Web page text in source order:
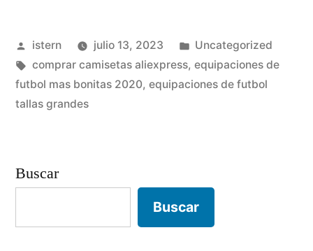
de
futbol»
Publicado
por
istern julio 13, 2023
Publicado
en
Uncategorized
Etiquetas:
comprar camisetas aliexpress, equipaciones de
futbol mas bonitas 2020, equipaciones de futbol
tallas grandes
Buscar
Buscar